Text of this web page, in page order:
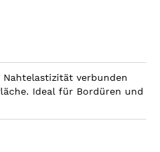
verbunden
Ideal für Bordüren und